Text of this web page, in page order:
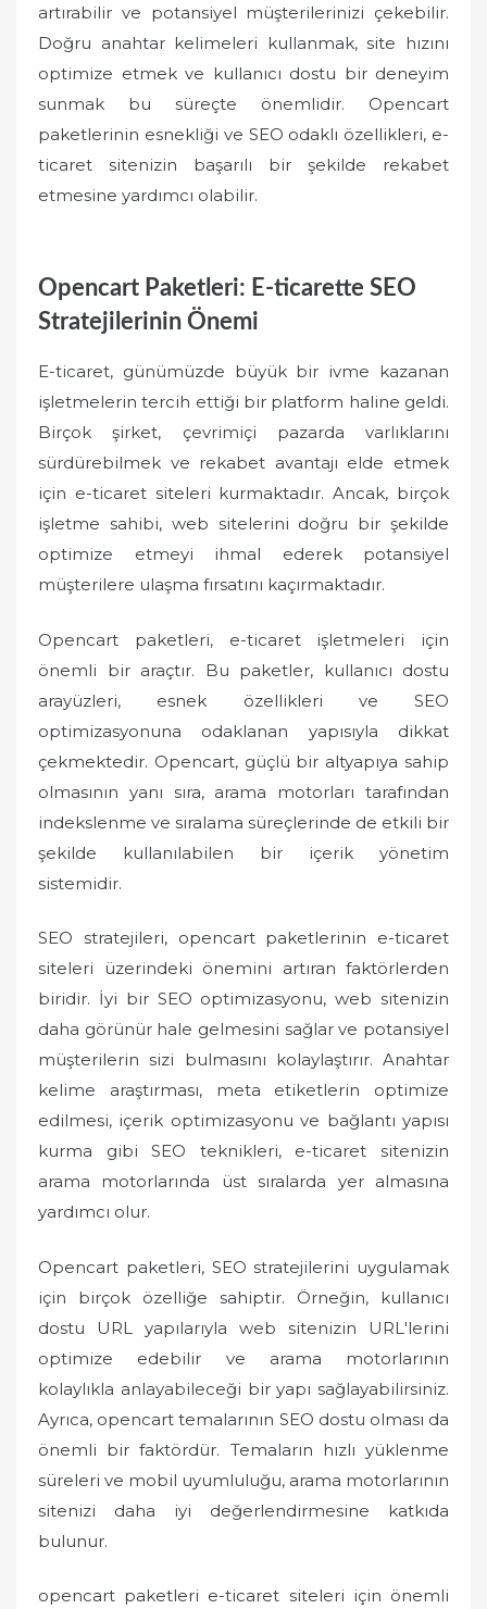
artırabilir ve potansiyel müşterilerinizi çekebilir.
Doğru anahtar kelimeleri kullanmak, site hızını
optimize etmek ve kullanıcı dostu bir deneyim
sunmak bu süreçte önemlidir. Opencart
paketlerinin esnekliği ve SEO odaklı özellikleri, e-
ticaret sitenizin başarılı bir şekilde rekabet
etmesine yardımcı olabilir.
Opencart Paketleri: E-ticarette SEO
Stratejilerinin Önemi
E-ticaret, günümüzde büyük bir ivme kazanan
işletmelerin tercih ettiği bir platform haline geldi.
Birçok şirket, çevrimiçi pazarda varlıklarını
sürdürebilmek ve rekabet avantajı elde etmek
için e-ticaret siteleri kurmaktadır. Ancak, birçok
işletme sahibi, web sitelerini doğru bir şekilde
optimize etmeyi ihmal ederek potansiyel
müşterilere ulaşma fırsatını kaçırmaktadır.
Opencart paketleri, e-ticaret işletmeleri için
önemli bir araçtır. Bu paketler, kullanıcı dostu
arayüzleri, esnek özellikleri ve SEO
optimizasyonuna odaklanan yapısıyla dikkat
çekmektedir. Opencart, güçlü bir altyapıya sahip
olmasının yanı sıra, arama motorları tarafından
indekslenme ve sıralama süreçlerinde de etkili bir
şekilde kullanılabilen bir içerik yönetim
sistemidir.
SEO stratejileri, opencart paketlerinin e-ticaret
siteleri üzerindeki önemini artıran faktörlerden
biridir. İyi bir SEO optimizasyonu, web sitenizin
daha görünür hale gelmesini sağlar ve potansiyel
müşterilerin sizi bulmasını kolaylaştırır. Anahtar
kelime araştırması, meta etiketlerin optimize
edilmesi, içerik optimizasyonu ve bağlantı yapısı
kurma gibi SEO teknikleri, e-ticaret sitenizin
arama motorlarında üst sıralarda yer almasına
yardımcı olur.
Opencart paketleri, SEO stratejilerini uygulamak
için birçok özelliğe sahiptir. Örneğin, kullanıcı
dostu URL yapılarıyla web sitenizin URL'lerini
optimize edebilir ve arama motorlarının
kolaylıkla anlayabileceği bir yapı sağlayabilirsiniz.
Ayrıca, opencart temalarının SEO dostu olması da
önemli bir faktördür. Temaların hızlı yüklenme
süreleri ve mobil uyumluluğu, arama motorlarının
sitenizi daha iyi değerlendirmesine katkıda
bulunur.
opencart paketleri e-ticaret siteleri için önemli